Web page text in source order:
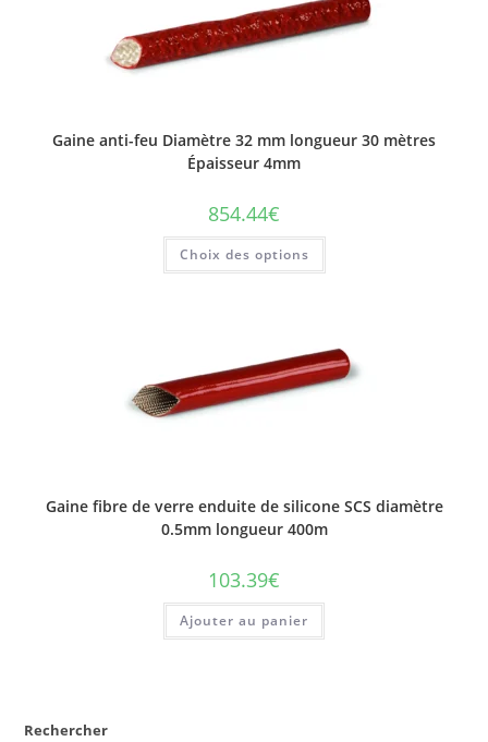
Les
options
peuvent
produit
Gaine anti-feu Diamètre 32 mm longueur 30 mètres
Épaisseur 4mm
854.44€
Choix des options
Ce
a
peuvent
être
choisies
Gaine fibre de verre enduite de silicone SCS diamètre
0.5mm longueur 400m
103.39€
Ajouter au panier
Rechercher